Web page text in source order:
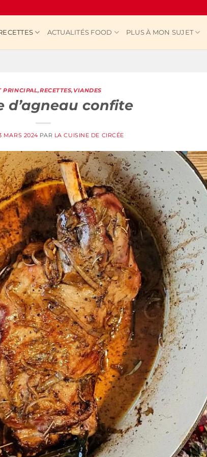
ACTUALITÉS FOOD PLUS À MON SUJET
PRINCIPAL,RECETTES, VIANDES
d’agneau confite
MARS 2024 PAR LA CUISINE DE CIRCÉE